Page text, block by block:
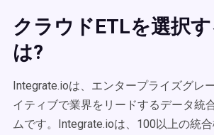
クラウドETLを選択
は?
Integrate.ioは、エンタープライズグレ
イティブで業界をリードするデータ統
ムです。Integrate.ioは、100以上の統